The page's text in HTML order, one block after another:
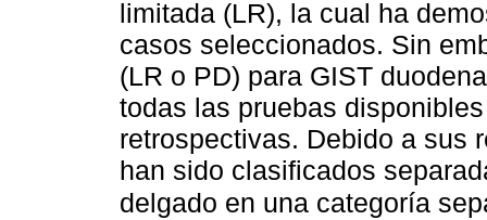
limitada (LR), la cual ha
casos seleccionados. Sin
(LR o PD) para GIST
todas las pruebas
retrospectivas. Debido a sus
han sido clasificados
delgado en una categoría